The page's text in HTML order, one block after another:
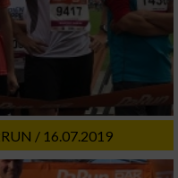
/ 16.07.2019